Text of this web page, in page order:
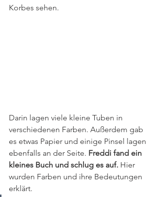
Korbes sehen.
Darin lagen viele kleine Tuben in
verschiedenen Farben. Außerdem gab
es etwas Papier und einige Pinsel lagen
ebenfalls an der Seite. Freddi fand ein
kleines Buch und schlug es auf. Hier
wurden Farben und ihre Bedeutungen
erklärt.